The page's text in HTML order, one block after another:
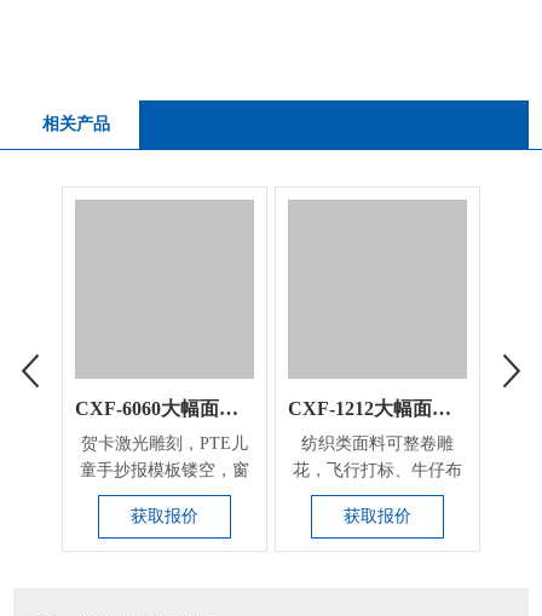
相关产品
CXF-6060大幅面飞行激光雕花机
贺卡激光雕刻，PTE儿
童手抄报模板镂空，窗
花激光镂空，请柬激...
获取报价
CXF-1212大幅面动态射频打标机
纺织类面料可整卷雕
花，飞行打标、牛仔布
雕花、激光水洗
获取报价